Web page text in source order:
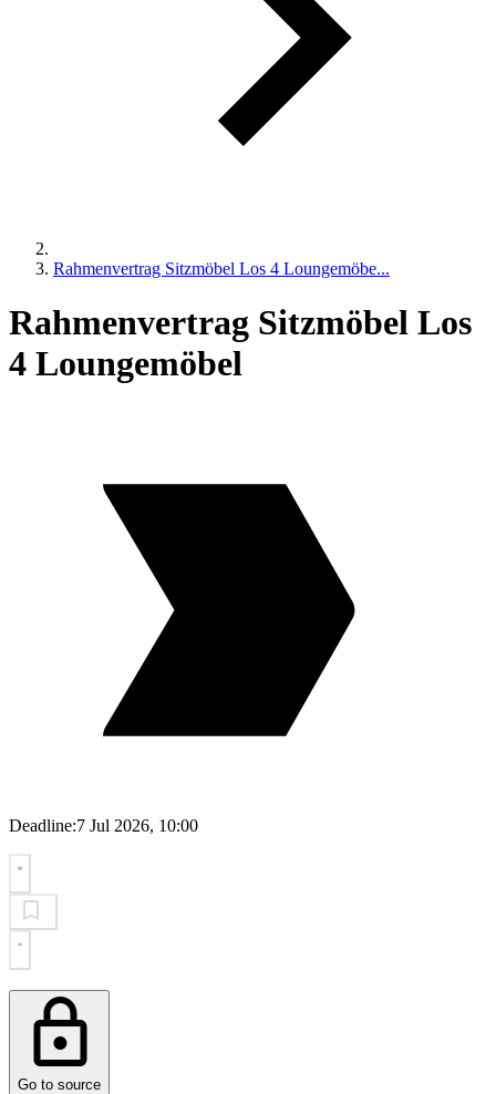
Rahmenvertrag Sitzmöbel Los 4 Loungemöbe...
Rahmenvertrag Sitzmöbel Los
4 Loungemöbel
Deadline:7 Jul 2026, 10:00
Go to source